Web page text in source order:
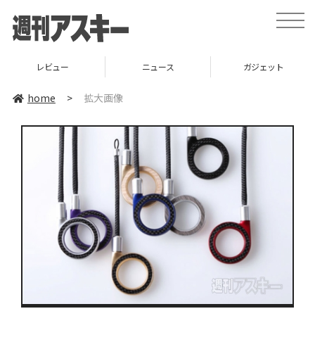
toggle
レビュー ニュース ガジェット
home > 拡大画像